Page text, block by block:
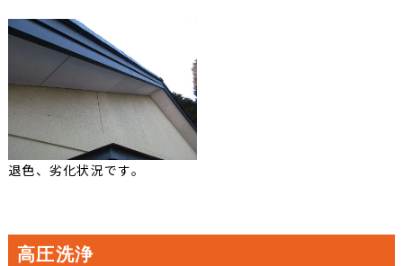
退色、劣化状況です。
高圧洗浄